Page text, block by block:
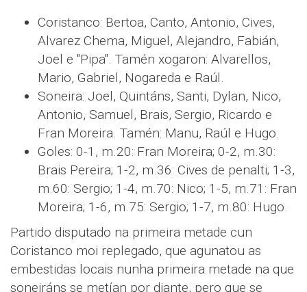
Coristanco: Bertoa, Canto, Antonio, Cives,
Alvarez Chema, Miguel, Alejandro, Fabián,
Joel e "Pipa". Tamén xogaron: Alvarellos,
Mario, Gabriel, Nogareda e Raúl.
Soneira: Joel, Quintáns, Santi, Dylan, Nico,
Antonio, Samuel, Brais, Sergio, Ricardo e
Fran Moreira. Tamén: Manu, Raúl e Hugo.
Goles: 0-1, m.20: Fran Moreira; 0-2, m.30:
Brais Pereira; 1-2, m.36: Cives de penalti; 1-3,
m.60: Sergio; 1-4, m.70: Nico; 1-5, m.71: Fran
Moreira; 1-6, m.75: Sergio; 1-7, m.80: Hugo.
Partido disputado na primeira metade cun
Coristanco moi replegado, que agunatou as
embestidas locais nunha primeira metade na que
soneiráns se metían por diante, pero que se